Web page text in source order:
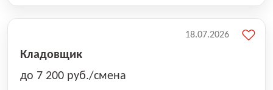
Кладовщик
до 7 200 руб./смена
18.07.2026